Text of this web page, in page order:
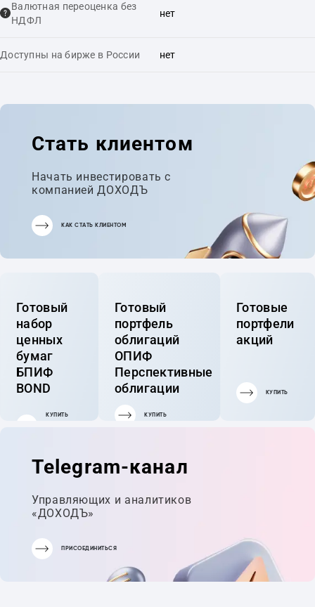
Валютная переоценка без
НДФЛ
нет
Доступны на бирже в России нет
Стать клиентом
Начать инвестировать с
компанией ДОХОДЪ
КАК СТАТЬ КЛИЕНТОМ
Готовый
набор
ценных
бумаг
БПИФ
BOND
КУПИТЬ
Готовый
портфель
облигаций
ОПИФ
Перспективные
облигации
КУПИТЬ
Готовые
портфели
акций
КУПИТЬ
Telegram-канал
Управляющих и аналитиков
«ДОХОДЪ»
ПРИСОЕДИНИТЬСЯ